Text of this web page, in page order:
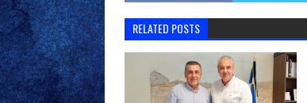
RELATED POSTS